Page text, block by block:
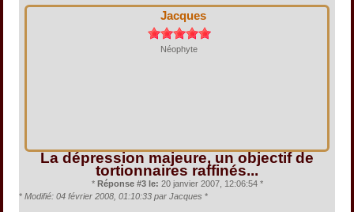
Jacques
Néophyte
La dépression majeure, un objectif de
tortionnaires raffinés...
* Réponse #3 le: 20 janvier 2007, 12:06:54 *
* Modifié: 04 février 2008, 01:10:33 par Jacques *